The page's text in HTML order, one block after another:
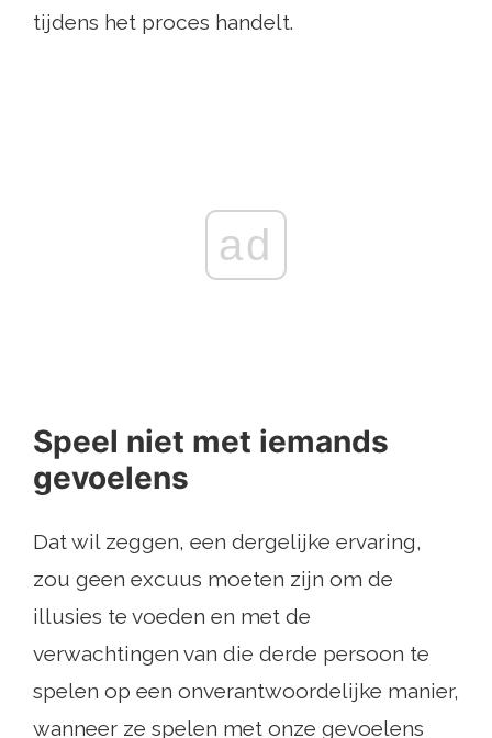
tijdens het proces handelt.
ad
Speel niet met iemands
gevoelens
Dat wil zeggen, een dergelijke ervaring,
zou geen excuus moeten zijn om de
illusies te voeden en met de
verwachtingen van die derde persoon te
spelen op een onverantwoordelijke manier,
wanneer ze spelen met onze gevoelens